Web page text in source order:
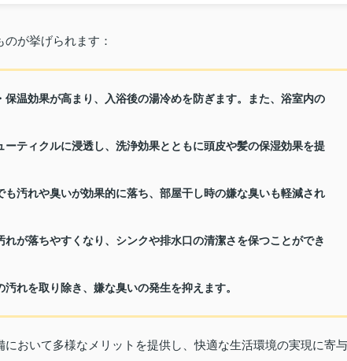
が挙げられます：
温効果が高まり、入浴後の湯冷めを防ぎます。また、浴室内の
ティクルに浸透し、洗浄効果とともに頭皮や髪の保湿効果を提
汚れや臭いが効果的に落ち、部屋干し時の嫌な臭いも軽減され
が落ちやすくなり、シンクや排水口の清潔さを保つことができ
れを取り除き、嫌な臭いの発生を抑えます。
おいて多様なメリットを提供し、快適な生活環境の実現に寄与